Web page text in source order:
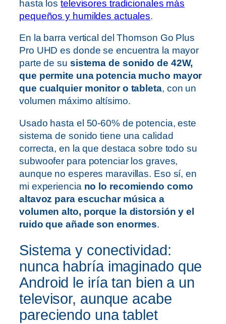
hasta lostelevisores tradicionales más
pequeños y humildes actuales.
En la barra vertical del Thomson Go Plus
Pro UHD es donde se encuentra la mayor
parte de su sistema de sonido de 42W,
que permite una potencia mucho mayor
que cualquier monitor o tableta, con un
volumen máximo altísimo.
Usado hasta el 50-60% de potencia, este
sistema de sonido tiene una calidad
correcta, en la que destaca sobre todo su
subwoofer para potenciar los graves,
aunque no esperes maravillas. Eso sí, en
mi experiencia no lo recomiendo como
altavoz para escuchar música a
volumen alto, porque la distorsión y el
ruido que añade son enormes.
Sistema y conectividad:
nunca habría imaginado que
Android le iría tan bien a un
televisor, aunque acabe
pareciendo una tablet